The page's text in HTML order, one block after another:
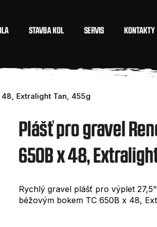
STAVBA KOL SERVIS KONTAKTY
Extralight Tan, 455g
Plášť pro gravel
650B x 48,
Rychlý gravel plášť pro výplet
béžovým bokem TC 650B x 48,
najít?